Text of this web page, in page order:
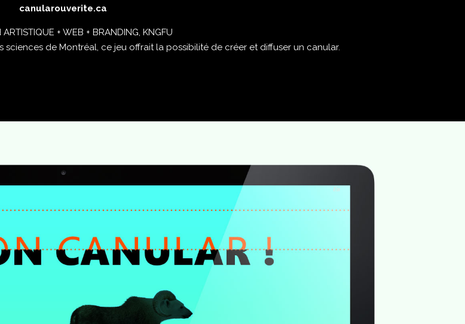
canularouverite.ca
ARTISTIQUE + WEB + BRANDING, KNGFU
de Montréal, ce jeu offrait la possibilité de créer et diffuser un canular.